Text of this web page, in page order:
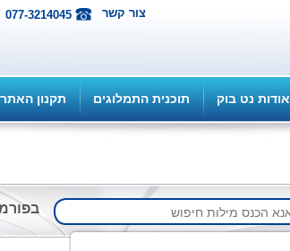
077-3214045 צור קשר
אודות נט בוק תוכנית התמלוגים תקנון האתר